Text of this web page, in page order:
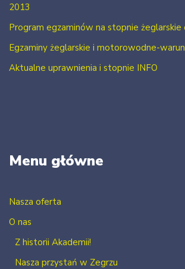
2013
Program egzaminów na stopnie żeglarskie
Egzaminy żeglarskie i motorowodne-
Aktualne uprawnienia i stopnie INFO
Menu główne
Nasza oferta
O nas
Z historii Akademii!
Nasza przystań w Zegrzu